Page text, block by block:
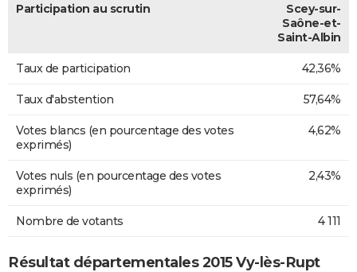
Participation au scrutin
Scey-sur-
Saône-et-
Saint-Albin
Taux de participation 42,36%
Taux d'abstention 57,64%
Votes blancs (en pourcentage des votes
exprimés)
4,62%
Votes nuls (en pourcentage des votes
exprimés)
2,43%
Nombre de votants 4 111
Résultat départementales 2015 Vy-lès-Rupt